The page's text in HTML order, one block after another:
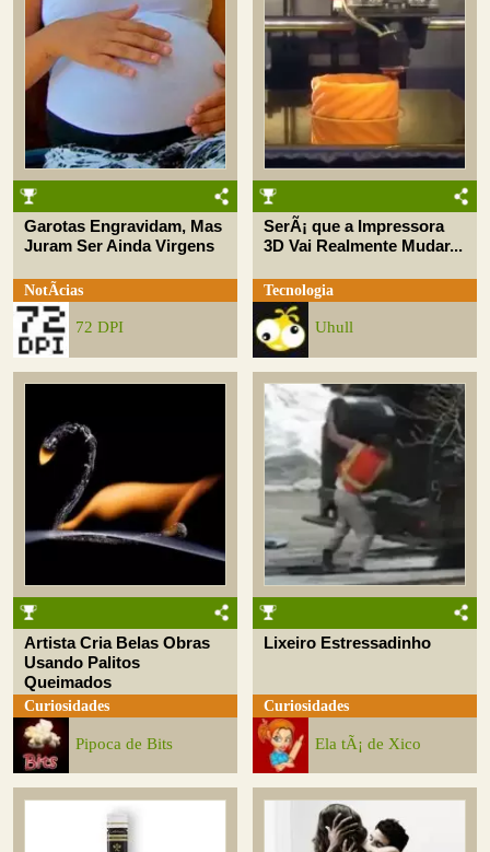
Garotas Engravidam, Mas
Juram Ser Ainda Virgens
NotÃ­cias
72 DPI
SerÃ¡ que a Impressora
3D Vai Realmente Mudar...
Tecnologia
Uhull
Artista Cria Belas Obras
Usando Palitos
Queimados
Curiosidades
Pipoca de Bits
Lixeiro Estressadinho
Curiosidades
Ela tÃ¡ de Xico